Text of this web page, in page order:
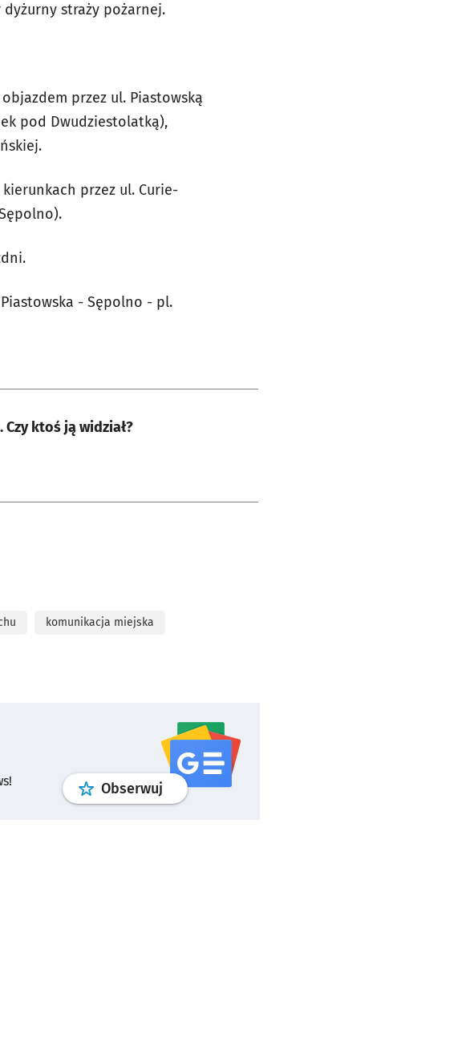
straży pożarnej.
przez ul. Piastowską
pod Dwudziestolatką),
przez ul. Curie-
- Sępolno - pl.
ktoś ją widział?
komunikacja miejska
Obserwuj profilgoogle news